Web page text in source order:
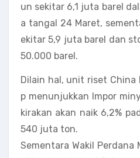
un sekitar 6,1 juta barel
a tangal 24 Maret,
ekitar 5,9 juta barel dan
50.000 barel.
Dilain hal, unit riset China
p menunjukkan Impor
kirakan akan naik 6,2%
540 juta ton.
Sementara Wakil Perdana